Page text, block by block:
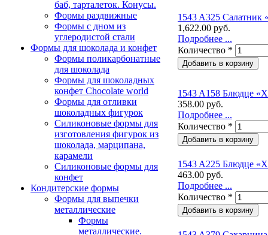
баб, тарталеток. Конусы.
Формы раздвижные
Формы с дном из
углеродистой стали
Формы для шоколада и конфет
Формы поликарбонатные
для шоколада
Формы для шоколадных
конфет Сhocolate world
Формы для отливки
шоколадных фигурок
Силиконовые формы для
изготовления фигурок из
шоколада, марципана,
карамели
Силиконовые формы для
конфет
Кондитерские формы
Формы для выпечки
металлические
Формы
металлические.
1543 A325 Салатник
1,622.00 руб.
Подробнее ...
Количество *
1543 A158 Блюдце
358.00 руб.
Подробнее ...
Количество *
1543 A225 Блюдце
463.00 руб.
Подробнее ...
Количество *